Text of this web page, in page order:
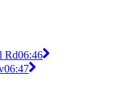
Rd06:46
06:47